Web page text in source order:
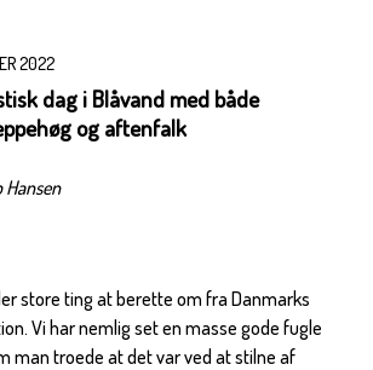
2022
dag i Blåvand med både
og aftenfalk
Hansen
store ting at berette om fra Danmarks
Vi har nemlig set en masse gode fugle
man troede at det var ved at stilne af